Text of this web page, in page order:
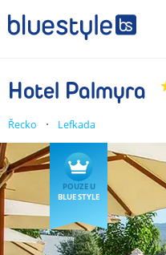
Hotel Palmyra
Řecko Lefkada
POUZE U
BLUE STYLE